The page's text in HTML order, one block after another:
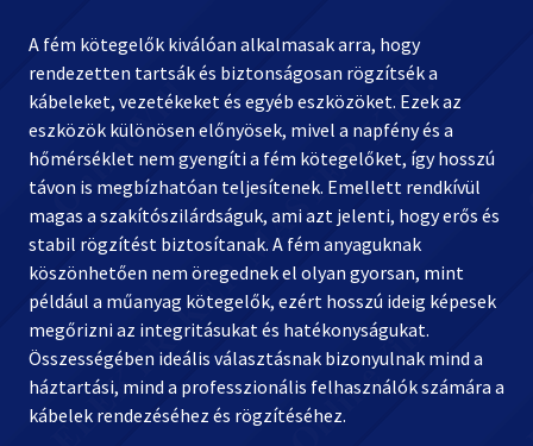
A fém kötegelők kiválóan alkalmasak arra, hogy
rendezetten tartsák és biztonságosan rögzítsék a
kábeleket, vezetékeket és egyéb eszközöket. Ezek az
eszközök különösen előnyösek, mivel a napfény és a
hőmérséklet nem gyengíti a fém kötegelőket, így hosszú
távon is megbízhatóan teljesítenek. Emellett rendkívül
magas a szakítószilárdságuk, ami azt jelenti, hogy erős és
stabil rögzítést biztosítanak. A fém anyaguknak
köszönhetően nem öregednek el olyan gyorsan, mint
például a műanyag kötegelők, ezért hosszú ideig képesek
megőrizni az integritásukat és hatékonyságukat.
Összességében ideális választásnak bizonyulnak mind a
háztartási, mind a professzionális felhasználók számára a
kábelek rendezéséhez és rögzítéséhez.